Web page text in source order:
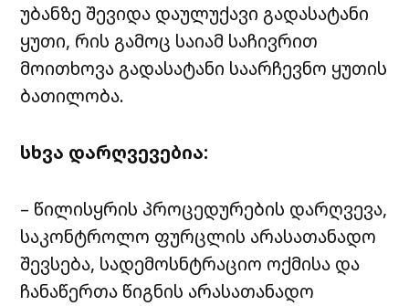
უბანზე შევიდა დაულუქავი გადასატანი
ყუთი, რის გამოც საიამ საჩივრით
მოითხოვა გადასატანი საარჩევნო ყუთის
ბათილობა.
სხვა დარღვევებია:
– წილისყრის პროცედურების დარღვევა,
საკონტროლო ფურცლის არასათანადო
შევსება, სადემოსნტრაციო ოქმისა და
ჩანაწერთა წიგნის არასათანადო